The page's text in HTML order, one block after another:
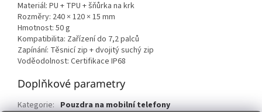
Materiál: PU + TPU + šňůrka na krk
Rozměry: 240 × 120 × 15 mm
Hmotnost: 50 g
Kompatibilita: Zařízení do 7,2 palců
Zapínání: Těsnicí zip + dvojitý suchý zip
Voděodolnost: Certifikace IP68
Doplňkové parametry
Kategorie: Pouzdra na mobilní telefony